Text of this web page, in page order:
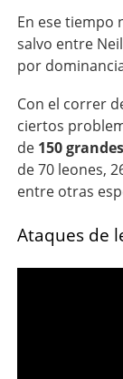
En ese tiempo
salvo entre
por
Con el correr
ciertos
de 150
de 70 leones,
entre otras
Ataques de